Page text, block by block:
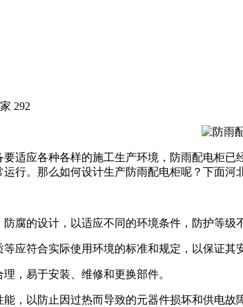
292
适应各种各样的施工生产环境，防雨配电柜
行。那么如何设计生产防雨配电柜呢？下面
腐的设计，以适应不同的环境条件，防护等级
应符合实际使用环境的标准和规定，以保证其
，易于安装、维修和更换部件。
，以防止因过热而导致的元器件损坏和供电故